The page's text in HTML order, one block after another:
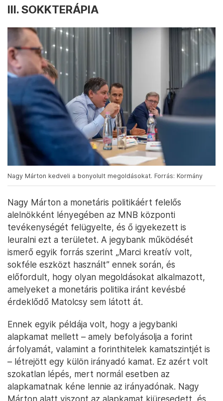
III. SOKKTERÁPIA
Nagy Márton kedveli a bonyolult megoldásokat. Forrás: Kormány
Nagy Márton a monetáris politikáért felelős
alelnökként lényegében az MNB központi
tevékenységét felügyelte, és ő igyekezett is
leuralni ezt a területet. A jegybank működését
ismerő egyik forrás szerint „Marci kreatív volt,
sokféle eszközt használt” ennek során, és
előfordult, hogy olyan megoldásokat alkalmazott,
amelyeket a monetáris politika iránt kevésbé
érdeklődő Matolcsy sem látott át.
Ennek egyik példája volt, hogy a jegybanki
alapkamat mellett – amely befolyásolja a forint
árfolyamát, valamint a forinthitelek kamatszintjét is
– létrejött egy külön irányadó kamat. Ez azért volt
szokatlan lépés, mert normál esetben az
alapkamatnak kéne lennie az irányadónak. Nagy